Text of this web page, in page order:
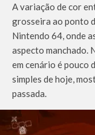
A variação de cor
grosseira ao ponto
Nintendo 64, onde
aspecto manchado.
em cenário é pouco
simples de hoje,
passada.